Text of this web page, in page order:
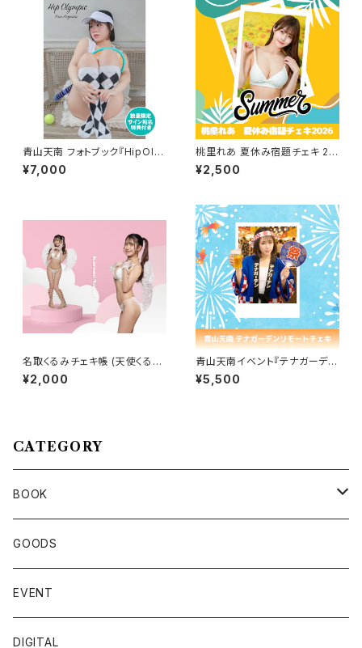
青山天南 フォトブック『HipOly
mpic』サイン宛名特典付き
¥7,000
桃里れあ 夏休み宿題チェキ 20
26
¥2,500
名取くるみチェキ帳 (天使くるみ
んver)
¥2,000
青山天南イベント『テナガーデ
ン』リモートチェキセット
¥5,500
CATEGORY
BOOK
名取くるみ
佐々木ちょこ
篠宮なほ
GOODS
EVENT
DIGITAL